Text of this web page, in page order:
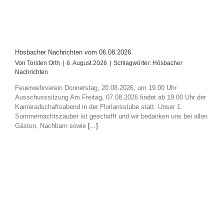
Hösbacher Nachrichten vom 06.08.2026
Von Torsten Orth | 6. August 2026 | Schlagwörter: Hösbacher
Nachrichten
Feuerwehrverein Donnerstag, 20.08.2026, um 19.00 Uhr
Ausschusssitzung Am Freitag, 07.08.2026 findet ab 19.00 Uhr der
Kameradschaftsabend in der Floriansstube statt. Unser 1.
Sommernachtszauber ist geschafft und wir bedanken uns bei allen
Gästen, Nachbarn sowie [...]